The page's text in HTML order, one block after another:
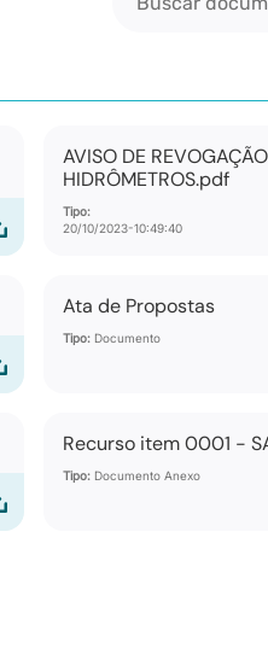
AVISO DE
HIDRÔMETROS.pdf
Tipo:
20/10/2023-10:49:40
Ata de Propostas
Tipo: Documento
Recurso item 0001 -
Tipo: Documento Anexo